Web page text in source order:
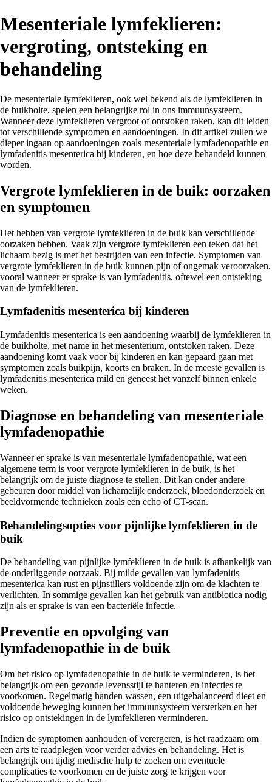
Mesenteriale lymfeklieren:
vergroting, ontsteking en
behandeling
De mesenteriale lymfeklieren, ook wel bekend als de lymfeklieren in
de buikholte, spelen een belangrijke rol in ons immuunsysteem.
Wanneer deze lymfeklieren vergroot of ontstoken raken, kan dit leiden
tot verschillende symptomen en aandoeningen. In dit artikel zullen we
dieper ingaan op aandoeningen zoals mesenteriale lymfadenopathie en
lymfadenitis mesenterica bij kinderen, en hoe deze behandeld kunnen
worden.
Vergrote lymfeklieren in de buik: oorzaken
en symptomen
Het hebben van vergrote lymfeklieren in de buik kan verschillende
oorzaken hebben. Vaak zijn vergrote lymfeklieren een teken dat het
lichaam bezig is met het bestrijden van een infectie. Symptomen van
vergrote lymfeklieren in de buik kunnen pijn of ongemak veroorzaken,
vooral wanneer er sprake is van lymfadenitis, oftewel een ontsteking
van de lymfeklieren.
Lymfadenitis mesenterica bij kinderen
Lymfadenitis mesenterica is een aandoening waarbij de lymfeklieren in
de buikholte, met name in het mesenterium, ontstoken raken. Deze
aandoening komt vaak voor bij kinderen en kan gepaard gaan met
symptomen zoals buikpijn, koorts en braken. In de meeste gevallen is
lymfadenitis mesenterica mild en geneest het vanzelf binnen enkele
weken.
Diagnose en behandeling van mesenteriale
lymfadenopathie
Wanneer er sprake is van mesenteriale lymfadenopathie, wat een
algemene term is voor vergrote lymfeklieren in de buik, is het
belangrijk om de juiste diagnose te stellen. Dit kan onder andere
gebeuren door middel van lichamelijk onderzoek, bloedonderzoek en
beeldvormende technieken zoals een echo of CT-scan.
Behandelingsopties voor pijnlijke lymfeklieren in de
buik
De behandeling van pijnlijke lymfeklieren in de buik is afhankelijk van
de onderliggende oorzaak. Bij milde gevallen van lymfadenitis
mesenterica kan rust en pijnstillers voldoende zijn om de klachten te
verlichten. In sommige gevallen kan het gebruik van antibiotica nodig
zijn als er sprake is van een bacteriële infectie.
Preventie en opvolging van
lymfadenopathie in de buik
Om het risico op lymfadenopathie in de buik te verminderen, is het
belangrijk om een gezonde levensstijl te hanteren en infecties te
voorkomen. Regelmatig handen wassen, een uitgebalanceerd dieet en
voldoende beweging kunnen het immuunsysteem versterken en het
risico op ontstekingen in de lymfeklieren verminderen.
Indien de symptomen aanhouden of verergeren, is het raadzaam om
een arts te raadplegen voor verder advies en behandeling. Het is
belangrijk om tijdig medische hulp te zoeken om eventuele
complicaties te voorkomen en de juiste zorg te krijgen voor